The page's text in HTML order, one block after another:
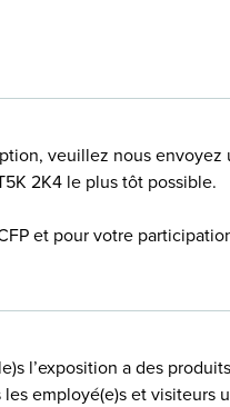
veuillez nous
2K4 le plus tôt possible.
et pour votre
l’exposition a des
employé(e)s et visiteurs